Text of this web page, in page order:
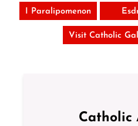
I Paralipomenon
Visit Catholic
Catholic